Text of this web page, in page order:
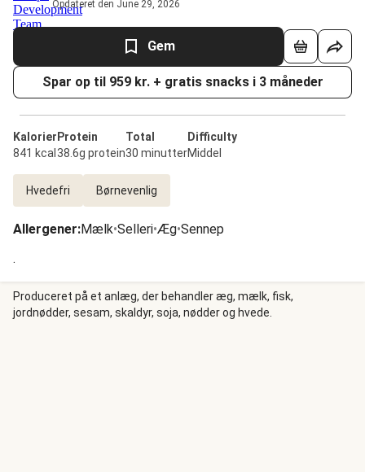
Opdateret den June 29, 2026
Gem
Spar op til 959 kr. + gratis snacks i 3 måneder
Kalorier
841 kcal
Protein
38.6g protein
Total
30 minutter
Difficulty
Middel
Hvedefri Børnevenlig
Allergener:Mælk•Selleri•Æg•Sennep
.
Produceret på et anlæg, der behandler æg, mælk, fisk,
jordnødder, sesam, skaldyr, soja, nødder og hvede.